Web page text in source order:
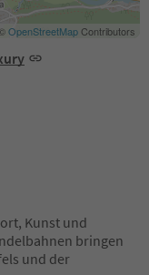
OpenStreetMapContributors
Kunst und
bringen
und der